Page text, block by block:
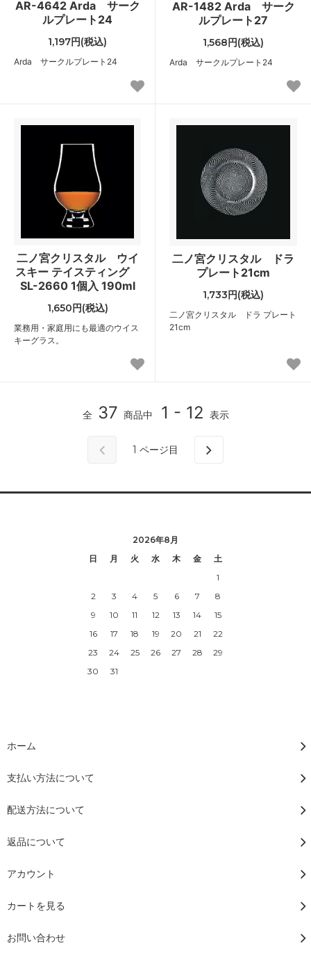
AR-4642 Arda サーク
ルプレート24
1,197円(税込)
Arda サークルプレート24
AR-1482 Arda サーク
ルプレート27
1,568円(税込)
Arda サークルプレート24
二ノ宮クリスタル ウイ
スキー テイスティング
SL-2660 1個入 190ml
1,650円(税込)
業務用・家庭用にも最適のウイス
キーグラス。
二ノ宮クリスタル ドラ
プレート21cm
1,733円(税込)
二ノ宮クリスタル ドラ プレート
21cm
全 37 商品中 1 - 12 表示
1 ページ目
2026年8月
日
月 火 水 木 金
土
1
2
3 4 5 6 7
8
9
10 11 12 13 14
15
16
17 18 19 20 21
22
23
24 25 26 27 28
29
30
31
ホーム
支払い方法について
配送方法について
返品について
アカウント
カートを見る
お問い合わせ